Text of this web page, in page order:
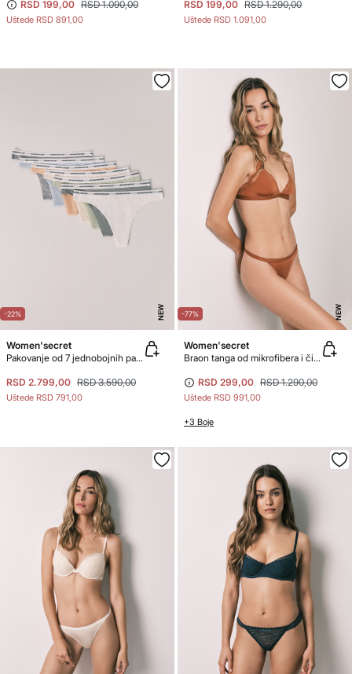
RSD 199,00 RSD 1.090,00
Uštede RSD 891,00
RSD 199,00 RSD 1.290,00
Uštede RSD 1.091,00
-22% NEW
Women'secret
Pakovanje od 7 jednobojnih pamučnih tanga gaćica sa logom
RSD 2.799,00 RSD 3.590,00
Uštede RSD 791,00
-77% NEW
Women'secret
Braon tanga od mikrofibera i čipke
RSD 299,00 RSD 1.290,00
Uštede RSD 991,00
+3 Boje